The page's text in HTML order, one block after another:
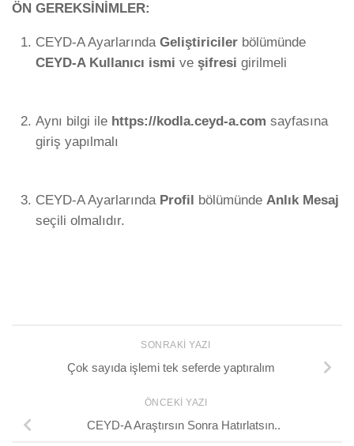
ÖN GEREKSİNİMLER:
CEYD-A Ayarlarında Geliştiriciler bölümünde
CEYD-A Kullanıcı ismi ve şifresi girilmeli
Aynı bilgi ile https://kodla.ceyd-a.com sayfasına
giriş yapılmalı
CEYD-A Ayarlarında Profil bölümünde Anlık Mesaj
seçili olmalıdır.
SONRAKI YAZI
Çok sayıda işlemi tek seferde yaptıralım
ÖNCEKI YAZI
CEYD-A Araştırsın Sonra Hatırlatsın..